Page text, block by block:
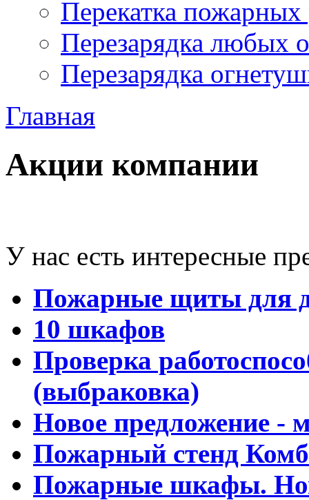
Перекатка пожарных
Перезарядка любых
Перезарядка
Главная
Акции компании
У нас есть интересные
Пожарные щиты для
10 шкафов
Проверка
(выбраковка)
Новое предложение -
Пожарный стенд
Пожарные шкафы.